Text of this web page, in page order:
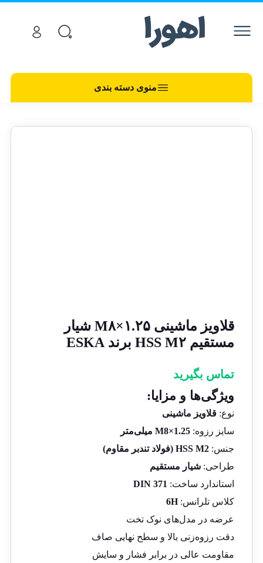
منوی دسته بندی
قلاویز ماشینی M۸×۱.۲۵ شیار
مستقیم HSS M۲ برند ESKA
تماس بگیرید
ویژگی‌ها و مزایا:
نوع: قلاویز ماشینی
سایز رزوه: M8×1.25 میلی‌متر
جنس: HSS M2 (فولاد تندبر مقاوم)
طراحی: شیار مستقیم
استاندارد ساخت: DIN 371
کلاس تلرانس:6H
عرضه در مدل‌های نوک تخت
دقت رزوه‌زنی بالا و سطح نهایی صاف
مقاومت عالی در برابر فشار و سایش